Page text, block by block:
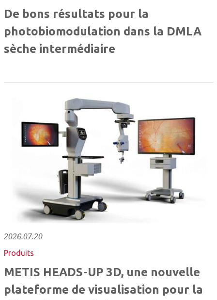
De bons résultats pour la
photobiomodulation dans la DMLA
sèche intermédiaire
2026.07.20
Produits
METIS HEADS-UP 3D, une nouvelle
plateforme de visualisation pour la